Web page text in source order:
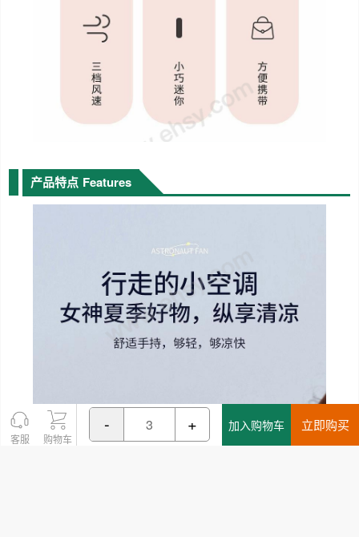
产品特点 Features
客服 购物车
- + 加入购物车 立即购买